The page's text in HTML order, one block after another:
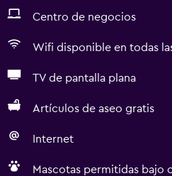
Centro de negocios
Wifi disponible en todas
TV de pantalla plana
Artículos de aseo gratis
Internet
Mascotas permitidas bajo